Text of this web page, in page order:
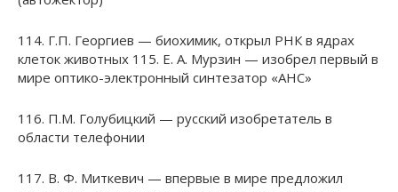
114. Г.П. Георгиев — биохимик, открыл РНК в ядрах
клеток животных 115. E. А. Мурзин — изобрел первый в
мире оптико-электронный синтезатор «АНС»
116. П.М. Голубицкий — русский изобретатель в
области телефонии
117. В. Ф. Миткевич — впервые в мире предложил